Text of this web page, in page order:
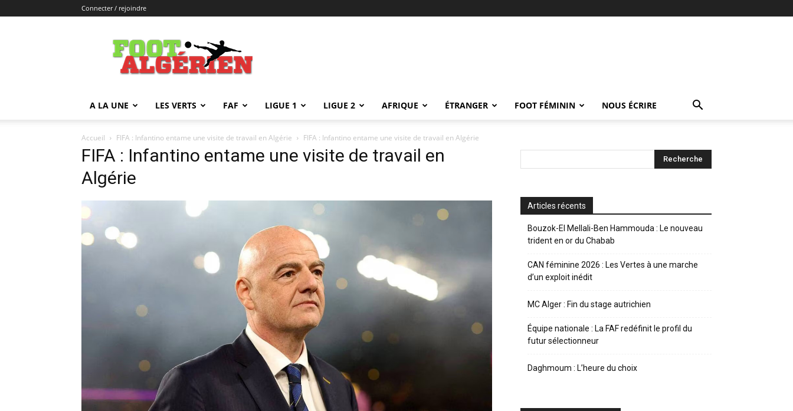
Connecter / rejoindre
FOOTALGERIEN
A LA UNE LES VERTS FAF LIGUE 1 LIGUE 2 AFRIQUE ÉTRANGER FOOT FÉMININ NOUS ÉCRIRE
Accueil FIFA : Infantino entame une visite de travail en Algérie FIFA : Infantino entame une visite de travail en Algérie
FIFA : Infantino entame une visite de travail en
Algérie
Articles récents
Bouzok-El Mellali-Ben Hammouda : Le nouveau
trident en or du Chabab
CAN féminine 2026 : Les Vertes à une marche
d’un exploit inédit
MC Alger : Fin du stage autrichien
Équipe nationale : La FAF redéfinit le profil du
futur sélectionneur
Daghmoum : L’heure du choix